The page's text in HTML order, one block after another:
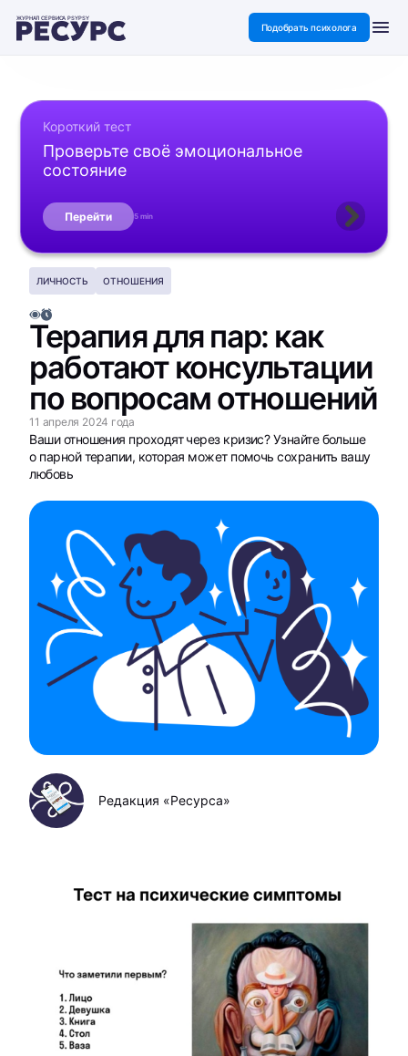
ЖУРНАЛ СЕРВИСА PSYPSY
Подобрать психолога
Короткий тест
Проверьте своё эмоциональное
состояние
Перейти 5 min
ЛИЧНОСТЬ ОТНОШЕНИЯ
Терапия для пар: как
работают консультации
по вопросам отношений
11 апреля 2024 года
Ваши отношения проходят через кризис? Узнайте больше
о парной терапии, которая может помочь сохранить вашу
любовь
Редакция «Ресурса»